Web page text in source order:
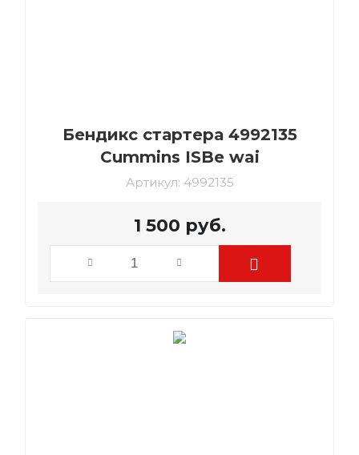
Бендикс стартера 4992135
Cummins ISBe wai
Артикул: 4992135
1 500 руб.